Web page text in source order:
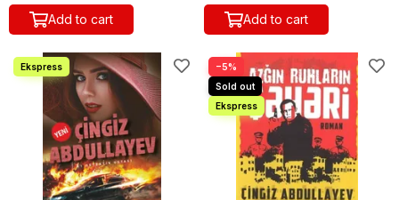
Add to cart Add to cart
−5%